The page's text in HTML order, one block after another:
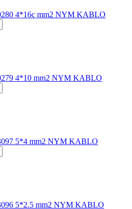
4*16ç mm2 NYM KABLO
4*10 mm2 NYM KABLO
5*4 mm2 NYM KABLO
5*2.5 mm2 NYM KABLO